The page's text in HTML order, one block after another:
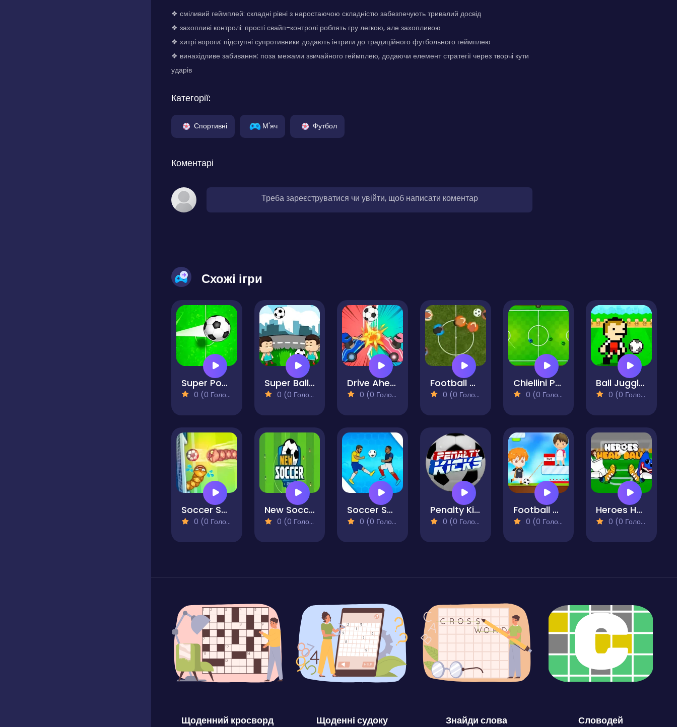
❖ сміливий геймплей: складні рівні з наростаючою складністю забезпечують тривалий досвід
❖ захопливі контролі: прості свайп-контролі роблять гру легкою, але захопливою
❖ хитрі вороги: підступні супротивники додають інтриги до традиційного футбольного геймплею
❖ винахідливе забивання: поза межами звичайного геймплею, додаючи елемент стратегії через творчі кути
ударів
Категорії:
Спортивні М'яч Футбол
Коментарі
Треба зареєструватися чи увійти, щоб написати коментар
Схожі ігри
Super PonGoal
0 (0 Голосів)
Super Ball Juggling
0 (0 Голосів)
Drive Ahead Sports
0 (0 Голосів)
Football Rumble
0 (0 Голосів)
Chiellini Pool Soccer
0 (0 Голосів)
Ball Juggling
0 (0 Голосів)
Soccer Snakes
0 (0 Голосів)
New Soccer
0 (0 Голосів)
Soccer Shoot Star
0 (0 Голосів)
Penalty Kicks
0 (0 Голосів)
Football Master
0 (0 Голосів)
Heroes Head Ball
0 (0 Голосів)
Щоденний кросворд Щоденні судоку Знайди слова Словодей